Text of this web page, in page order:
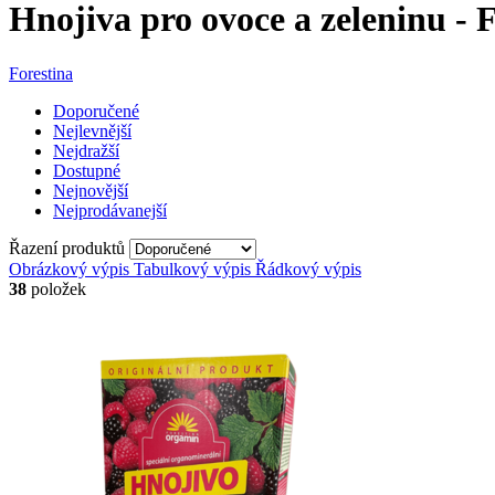
Hnojiva pro ovoce a zeleninu -
Forestina
Doporučené
Nejlevnější
Nejdražší
Dostupné
Nejnovější
Nejprodávanejší
Řazení produktů
Obrázkový výpis Tabulkový výpis Řádkový výpis
38 položek